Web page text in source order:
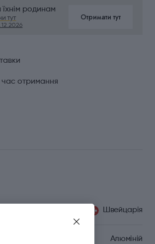
їхнім родинам
тут Отримати тут
отримання
Швейцарія
Алюміній